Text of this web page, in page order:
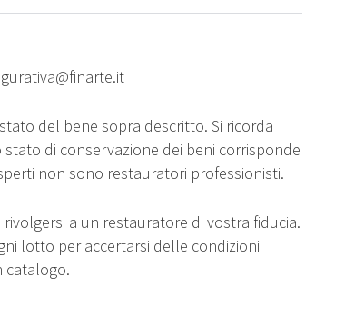
del bene sopra descritto. Si ricorda
di conservazione dei beni corrisponde
non sono restauratori professionisti.
a un restauratore di vostra fiducia.
lotto per accertarsi delle condizioni
catalogo.